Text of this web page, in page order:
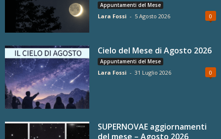
Appuntamenti del Mese
Lara Fossi - 5 Agosto 2026 0
Cielo del Mese di Agosto 2026
Appuntamenti del Mese
Lara Fossi - 31 Luglio 2026 0
SUPERNOVAE aggiornamenti
del mese – Agosto 2026